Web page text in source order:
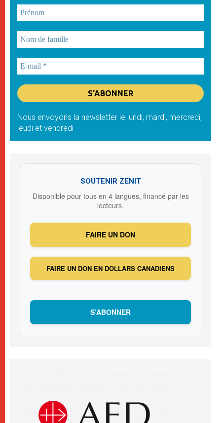
Nous envoyons la newsletter le lundi, mardi, mercredi,
jeudi et vendredi
SOUTENIR ZENIT
Disponible pour tous en 4 langues, financé par les
lecteurs.
FAIRE UN DON
FAIRE UN DON EN DOLLARS CANADIENS
S’ABONNER